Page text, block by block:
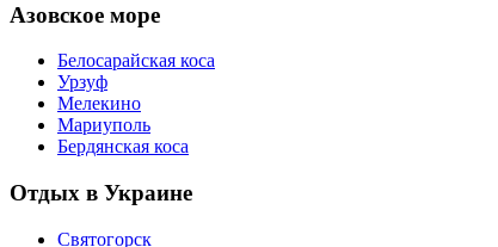
Азовское море
Белосарайская коса
Урзуф
Мелекино
Мариуполь
Бердянская коса
Отдых в Украине
Святогорск